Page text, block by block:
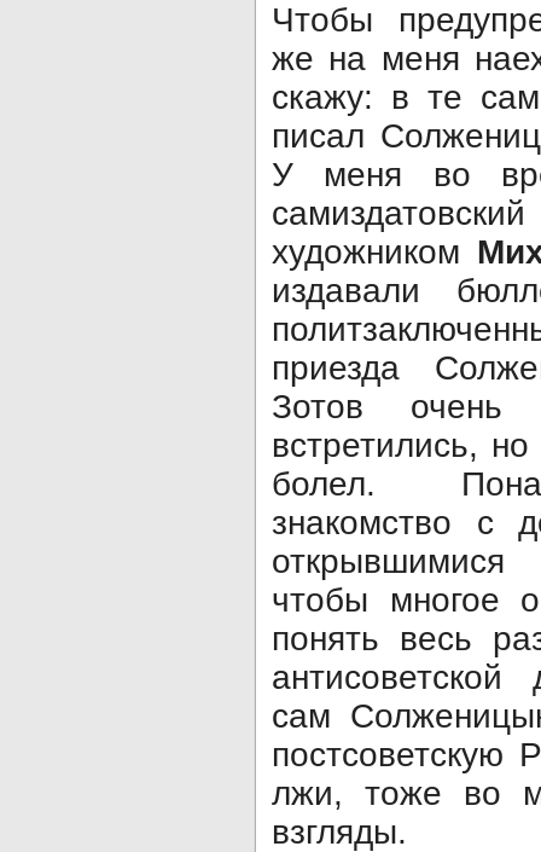
Чтобы
же на меня
скажу: в те
писал
У меня во
художником
издавали
приезда
Зотов
встретились,
болел.
знакомство с
чтобы многое
понять весь
сам
постсоветскую
лжи, тоже во
взгляды.